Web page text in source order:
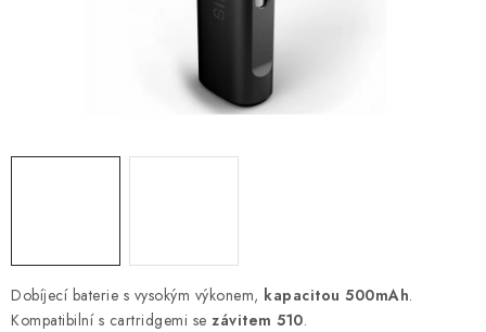
Hodnocení obchodu
Dobíjecí baterie s vysokým výkonem, kapacitou 500mAh.
Kompatibilní s cartridgemi se závitem 510.